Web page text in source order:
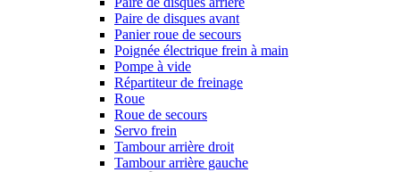
Paire de disques avant
Panier roue de secours
Poignée électrique frein à main
Pompe à vide
Répartiteur de freinage
Roue
Roue de secours
Servo frein
Tambour arrière droit
Tambour arrière gauche